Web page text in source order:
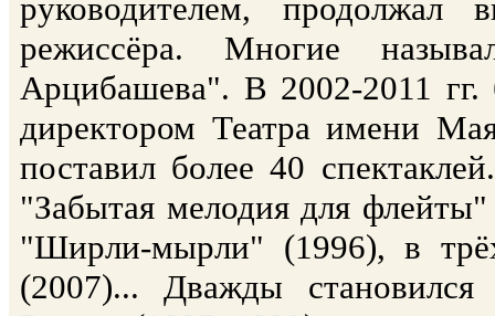
руководителем,
режиссёра. Многие
Арцибашева". В 2002-2011 гг.
директором Театра имени
поставил более 40
"Забытая мелодия для
"Ширли-мырли" (1996), в
(2007)... Дважды становился